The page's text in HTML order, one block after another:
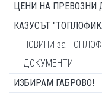
ЦЕНИ НА ПРЕВОЗНИ
КАЗУСЪТ
НОВИНИ за
ДОКУМЕНТИ
ИЗБИРАМ ГАБРОВО!